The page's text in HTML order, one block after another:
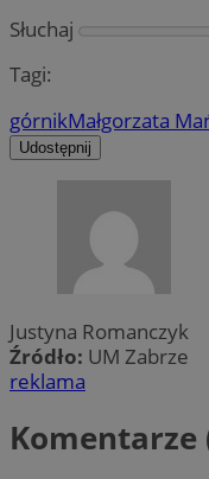
Słuchaj
Tagi:
górnikMałgorzata
Udostępnij
Justyna Romanczyk
Źródło: UM Zabrze
reklama
Komentarze